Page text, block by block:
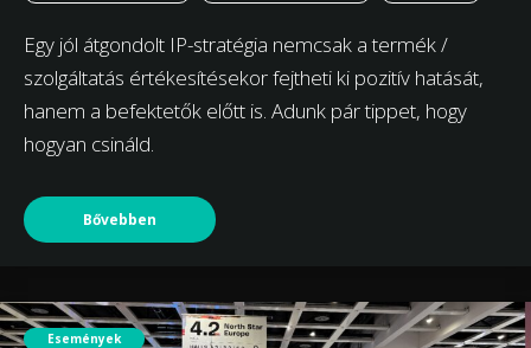
Egy jól átgondolt IP-stratégia nemcsak a termék /
szolgáltatás értékesítésekor fejtheti ki pozitív hatását,
hanem a befektetők előtt is. Adunk pár tippet, hogy
hogyan csináld.
Bővebben
Események